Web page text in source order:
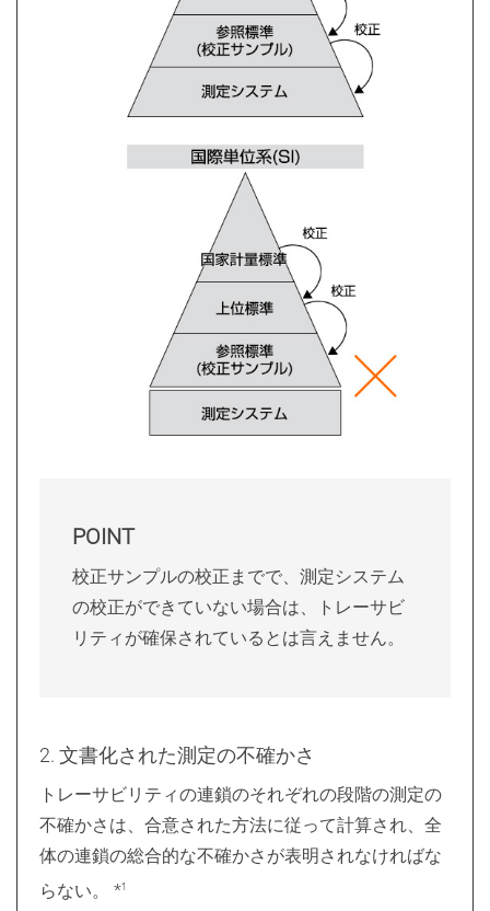
POINT
校正サンプルの校正までで、測定システム
の校正ができていない場合は、トレーサビ
リティが確保されているとは言えません。
2. 文書化された測定の不確かさ
トレーサビリティの連鎖のそれぞれの段階の測定の
不確かさは、合意された方法に従って計算され、全
体の連鎖の総合的な不確かさが表明されなければな
らない。 *1